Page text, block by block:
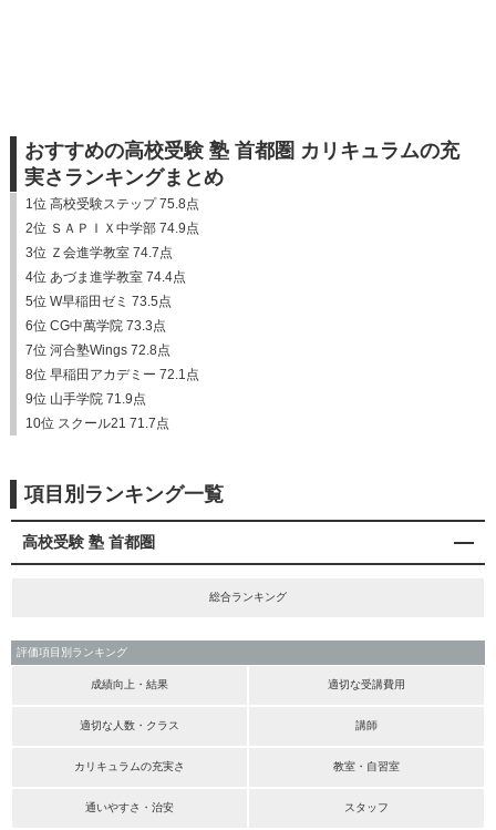
おすすめの高校受験 塾 首都圏 カリキュラムの充
実さランキングまとめ
1位 高校受験ステップ 75.8点
2位 ＳＡＰＩＸ中学部 74.9点
3位 Ｚ会進学教室 74.7点
4位 あづま進学教室 74.4点
5位 W早稲田ゼミ 73.5点
6位 CG中萬学院 73.3点
7位 河合塾Wings 72.8点
8位 早稲田アカデミー 72.1点
9位 山手学院 71.9点
10位 スクール21 71.7点
項目別ランキング一覧
高校受験 塾 首都圏
総合ランキング
評価項目別ランキング
成績向上・結果 適切な受講費用
適切な人数・クラス 講師
カリキュラムの充実さ 教室・自習室
通いやすさ・治安 スタッフ